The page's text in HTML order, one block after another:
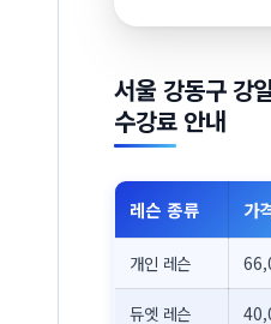
서울 강동구 강
수강료 안내
레슨 종류 가
개인 레슨
듀엣 레슨